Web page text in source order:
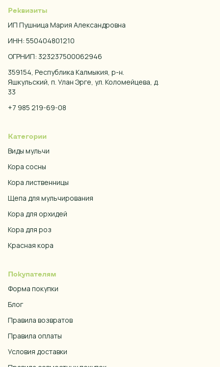
Реквизиты
ИП Пушница Мария Александровна
ИНН: 550404801210
ОГРНИП: 323237500062946
359154, Республика Калмыкия, р-н.
Яшкульский, п. Улан Эрге, ул. Коломейцева, д.
33
+7 985 219-69-08
Категории
Виды мульчи
Кора сосны
Кора лиственницы
Щепа для мульчирования
Кора для орхидей
Кора для роз
Красная кора
Покупателям
Форма покупки
Блог
Правила возвратов
Правила оплаты
Условия доставки